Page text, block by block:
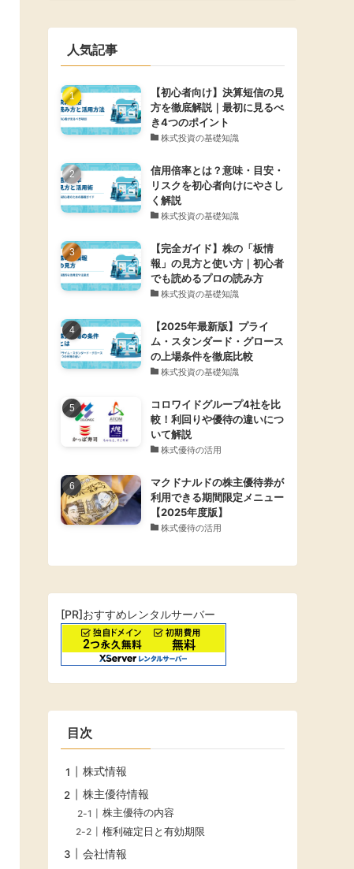
人気記事
【初心者向け】決算短信の見
方を徹底解説｜最初に見るべ
き4つのポイント
株式投資の基礎知識
信用倍率とは？意味・目安・
リスクを初心者向けにやさし
く解説
株式投資の基礎知識
【完全ガイド】株の「板情
報」の見方と使い方｜初心者
でも読めるプロの読み方
株式投資の基礎知識
【2025年最新版】プライ
ム・スタンダード・グロース
の上場条件を徹底比較
株式投資の基礎知識
コロワイドグループ4社を比
較！利回りや優待の違いにつ
いて解説
株式優待の活用
マクドナルドの株主優待券が
利用できる期間限定メニュー
【2025年度版】
株式優待の活用
[PR]おすすめレンタルサーバー
目次
株式情報
株主優待情報
株主優待の内容
権利確定日と有効期限
会社情報